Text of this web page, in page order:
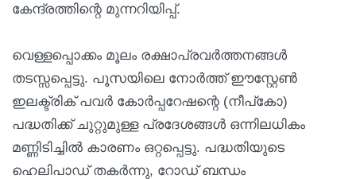
കേന്ദ്രത്തിന്റെ മുന്നറിയിപ്പ്.
വെള്ളപ്പൊക്കം മൂലം രക്ഷാപ്രവർത്തനങ്ങൾ
തടസ്സപ്പെട്ടു. പൂസയിലെ നോർത്ത് ഈസ്റ്റേൺ
ഇലക്ട്രിക് പവർ കോർപ്പറേഷന്റെ (നീപ്കോ)
പദ്ധതിക്ക് ചുറ്റുമുള്ള പ്രദേശങ്ങൾ ഒന്നിലധികം
മണ്ണിടിച്ചിൽ കാരണം ഒറ്റപ്പെട്ടു. പദ്ധതിയുടെ
ഹെലിപാഡ് തകർന്നു, റോഡ് ബന്ധം